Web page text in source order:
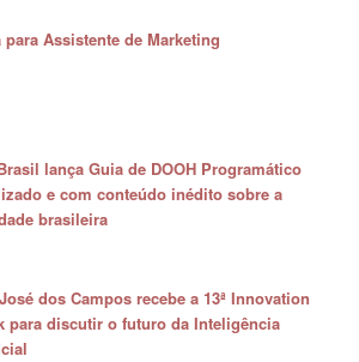
para Assistente de Marketing
lança Guia de DOOH Programático
e com conteúdo inédito sobre a
brasileira
dos Campos recebe a 13ª Innovation
para discutir o futuro da Inteligência